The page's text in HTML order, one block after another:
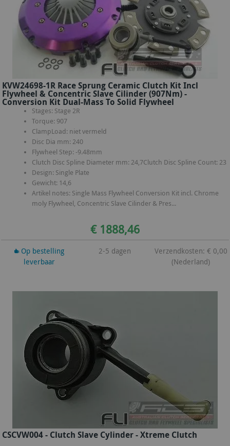
KVW24698-1R Race Sprung Ceramic Clutch Kit Incl
Flywheel & Concentric Slave Cilinder (907Nm) -
Conversion Kit Dual-Mass To Solid Flywheel
Stages: Stage 2R
Torque: 907
ClampLoad: niet vermeld
Disc Dia mm: 240
Flywheel Step: -9.48mm
Clutch Disc Spline Diameter mm: 24,7Clutch Disc Spline Count: 23
Design: Single Plate
Gewicht: 14,6
Artikel notes: Single Mass Flywheel Conversion Kit incl. Chrome
moly Flywheel, Concentric Slave Cilinder & Pres...
€ 1888,46
Op bestelling
leverbaar
2-5 dagen
Verzendkosten: € 0,00
(Nederland)
CSCVW004 - Clutch Slave Cylinder - Xtreme Clutch